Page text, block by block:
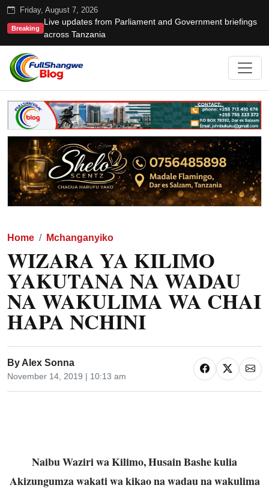
Friday, August 7, 2026
Breaking
Live updates from Parliament and Government briefings
across Tanzania
Home Mchanganyiko
WIZARA YA KILIMO
YAKUTANA NA WADAU
NA WAKULIMA WA CHAI
HAPA NCHINI
By Alex Sonna
November 14, 2019 | 10:13 am
Naibu Waziri wa Kilimo, Husain Bashe kulia
Akizungumza wakati wa kikao na wadau na wakulima